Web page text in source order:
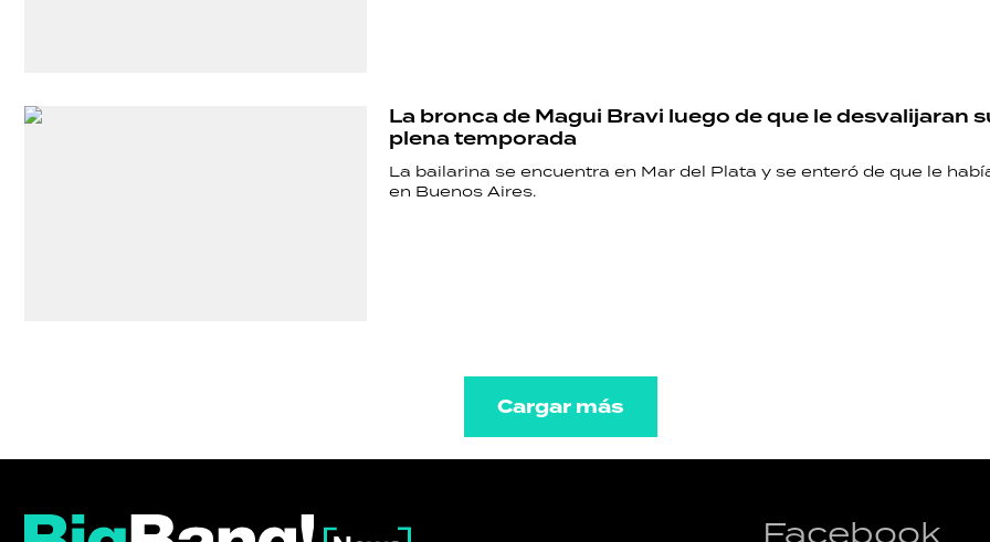
La bronca de Magui Bravi luego de que le desvalijaran
plena temporada
La bailarina se encuentra en Mar del Plata y se enteró de que le
en Buenos Aires.
Cargar más
Facebook